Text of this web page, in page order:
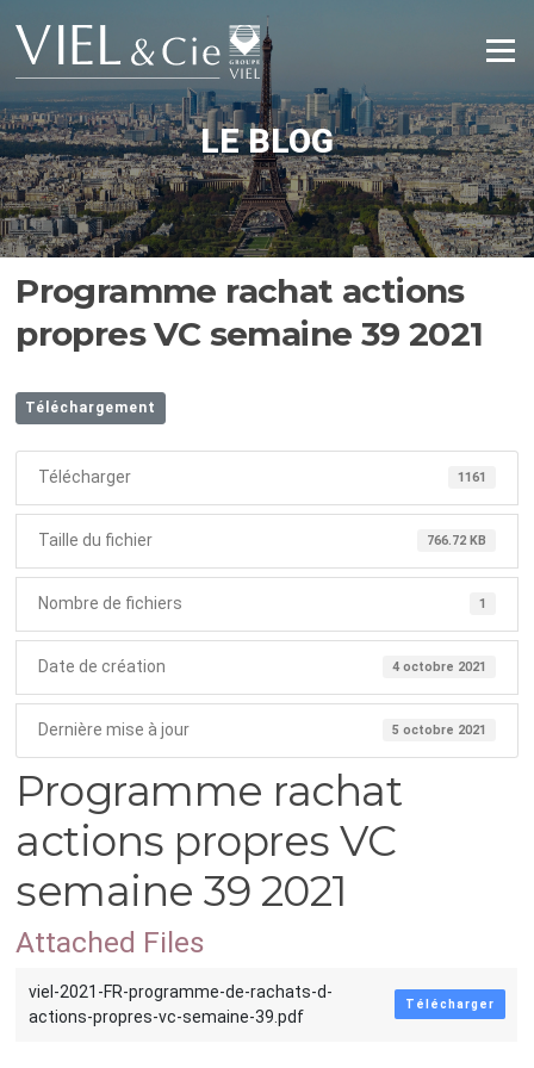
contenu
Menu
LE BLOG
Programme rachat actions
propres VC semaine 39 2021
Téléchargement
Télécharger 1161
Taille du fichier 766.72 KB
Nombre de fichiers 1
Date de création 4 octobre 2021
Dernière mise à jour 5 octobre 2021
Programme rachat
actions propres VC
semaine 39 2021
Attached Files
viel-2021-FR-programme-de-rachats-d-
actions-propres-vc-semaine-39.pdf
Télécharger